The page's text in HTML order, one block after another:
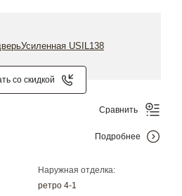
со скидкой
Наружная отделка:
ретро 4-1
Сравнить
Подробнее